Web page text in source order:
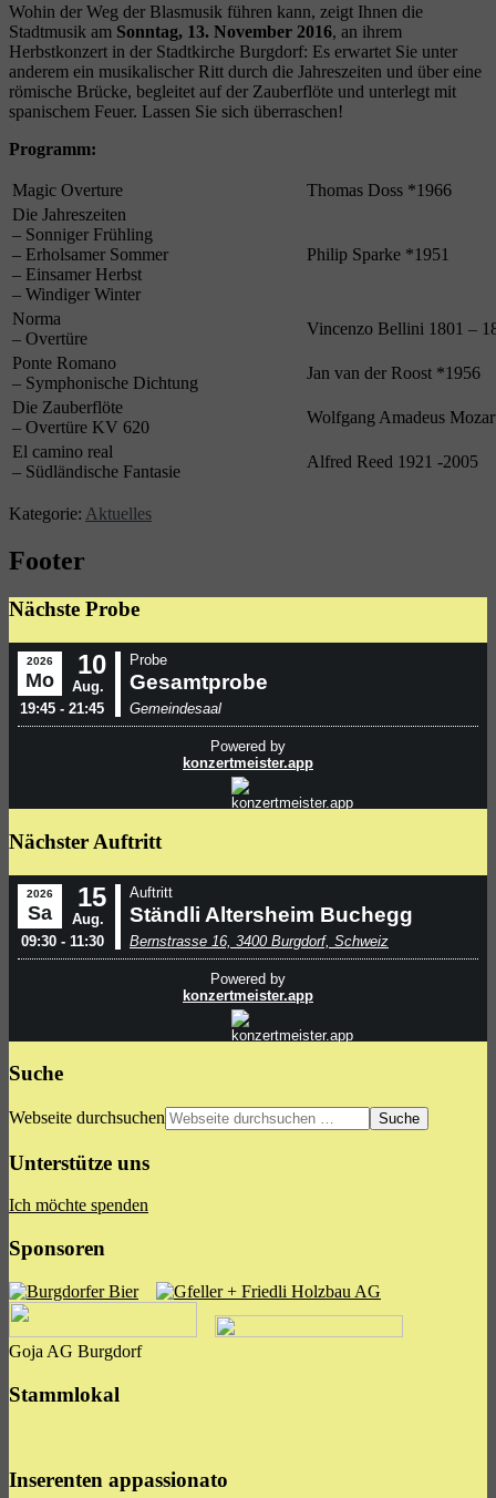
Wohin der Weg der Blasmusik führen kann, zeigt Ihnen die
Stadtmusik am Sonntag, 13. November 2016, an ihrem
Herbstkonzert in der Stadtkirche Burgdorf: Es erwartet Sie unter
anderem ein musikalischer Ritt durch die Jahreszeiten und über eine
römische Brücke, begleitet auf der Zauberflöte und unterlegt mit
spanischem Feuer. Lassen Sie sich überraschen!
Programm:
Magic Overture
Thomas Doss *1966
Die Jahreszeiten
– Sonniger Frühling
– Erholsamer Sommer
– Einsamer Herbst
– Windiger Winter
Philip Sparke *1951
Norma
– Overtüre
Vincenzo Bellini 1801 –
Ponte Romano
– Symphonische Dichtung
Jan van der Roost *1956
Die Zauberflöte
– Overtüre KV 620
Wolfgang Amadeus
El camino real
– Südländische Fantasie
Alfred Reed 1921 -2005
Kategorie: Aktuelles
Footer
Nächste Probe
Nächster Auftritt
Suche
Webseite durchsuchen
Unterstütze uns
Ich möchte spenden
Sponsoren
Goja AG Burgdorf
Stammlokal
Inserenten appassionato